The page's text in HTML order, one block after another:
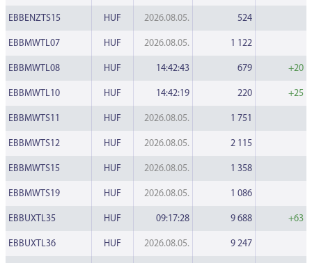
EBBENZTS15 HUF 2026.08.05. 524
EBBMWTL07 HUF 2026.08.05. 1 122
EBBMWTL08 HUF 14:42:43 679 +20
EBBMWTL10 HUF 14:42:19 220 +25
EBBMWTS11 HUF 2026.08.05. 1 751
EBBMWTS12 HUF 2026.08.05. 2 115
EBBMWTS15 HUF 2026.08.05. 1 358
EBBMWTS19 HUF 2026.08.05. 1 086
EBBUXTL35 HUF 09:17:28 9 688 +63
EBBUXTL36 HUF 2026.08.05. 9 247